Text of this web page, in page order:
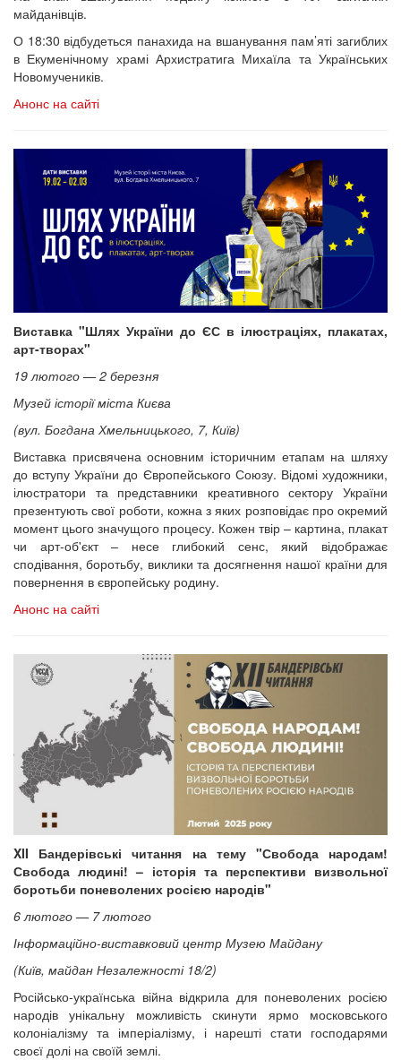
майданівців.
О 18:30 відбудеться панахида на вшанування пам’яті загиблих
в Екуменічному храмі Архистратига Михаїла та Українських
Новомучеників.
Анонс на сайті
Виставка "Шлях України до ЄС в ілюстраціях, плакатах,
арт-творах"
19 лютого — 2 березня
Музей історії міста Києва
(вул. Богдана Хмельницького, 7, Київ)
Виставка присвячена основним історичним етапам на шляху
до вступу України до Європейського Союзу. Відомі художники,
ілюстратори та представники креативного сектору України
презентують свої роботи, кожна з яких розповідає про окремий
момент цього значущого процесу. Кожен твір – картина, плакат
чи арт-об'єкт – несе глибокий сенс, який відображає
сподівання, боротьбу, виклики та досягнення нашої країни для
повернення в європейську родину.
Анонс на сайті
XII Бандерівські читання на тему "Свобода народам!
Свобода людині! – історія та перспективи визвольної
боротьби поневолених росією народів"
6 лютого — 7 лютого
Інформаційно-виставковий центр Музею Майдану
(Київ, майдан Незалежності 18/2)
Російсько-українська війна відкрила для поневолених росією
народів унікальну можливість скинути ярмо московського
колоніалізму та імперіалізму, і нарешті стати господарями
своєї долі на своїй землі.